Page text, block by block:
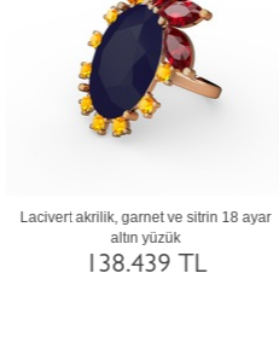
Neon sarı akrilik 8 ayar beyaz altın
50.608 TL